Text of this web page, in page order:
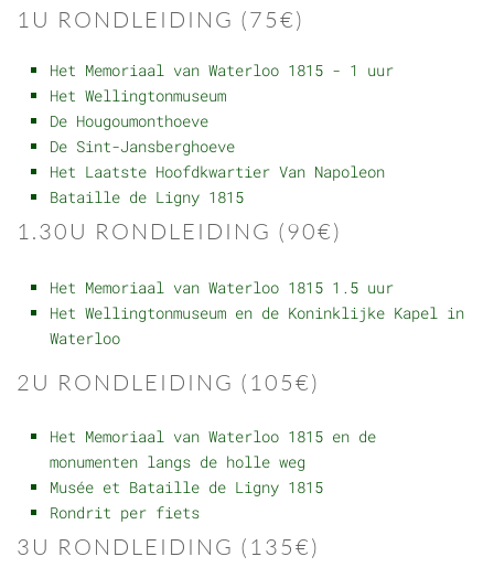
1U RONDLEIDING (75€)
Het Memoriaal van Waterloo 1815 - 1 uur
Het Wellingtonmuseum
De Hougoumonthoeve
De Sint-Jansberghoeve
Het Laatste Hoofdkwartier Van Napoleon
Bataille de Ligny 1815
1.30U RONDLEIDING (90€)
Het Memoriaal van Waterloo 1815 1.5 uur
Het Wellingtonmuseum en de Koninklijke Kapel in
Waterloo
2U RONDLEIDING (105€)
Het Memoriaal van Waterloo 1815 en de
monumenten langs de holle weg
Musée et Bataille de Ligny 1815
Rondrit per fiets
3U RONDLEIDING (135€)